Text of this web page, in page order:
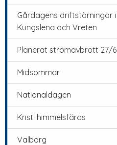
Gårdagens driftstörningar i
Kungslena och Vreten
Planerat strömavbrott 27/6
Midsommar
Nationaldagen
Kristi himmelsfärds
Valborg